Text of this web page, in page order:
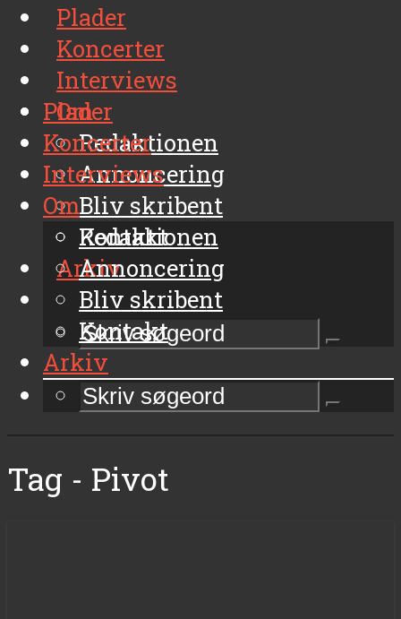
Plader
Koncerter
Interviews
Om
Redaktionen
Annoncering
Bliv skribent
Kontakt
Arkiv
Plader
Koncerter
Interviews
Om
Redaktionen
Annoncering
Bliv skribent
Kontakt
Arkiv
Tag - Pivot